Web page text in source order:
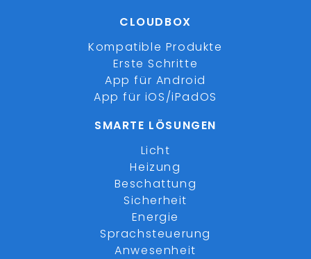
CLOUDBOX
Kompatible Produkte
Erste Schritte
App für Android
App für iOS/iPadOS
SMARTE LÖSUNGEN
Licht
Heizung
Beschattung
Sicherheit
Energie
Sprachsteuerung
Anwesenheit